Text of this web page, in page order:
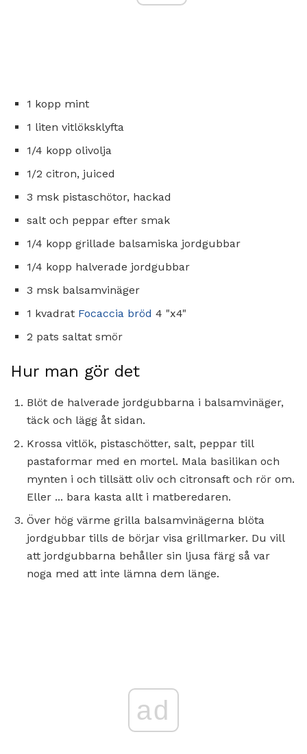
1 kopp mint
1 liten vitlöksklyfta
1/4 kopp olivolja
1/2 citron, juiced
3 msk pistaschötor, hackad
salt och peppar efter smak
1/4 kopp grillade balsamiska jordgubbar
1/4 kopp halverade jordgubbar
3 msk balsamvinäger
1 kvadrat Focaccia bröd 4 "x4"
2 pats saltat smör
Hur man gör det
Blöt de halverade jordgubbarna i balsamvinäger,
täck och lägg åt sidan.
Krossa vitlök, pistaschötter, salt, peppar till
pastaformar med en mortel. Mala basilikan och
mynten i och tillsätt oliv och citronsaft och rör om.
Eller ... bara kasta allt i matberedaren.
Över hög värme grilla balsamvinägerna blöta
jordgubbar tills de börjar visa grillmarker. Du vill
att jordgubbarna behåller sin ljusa färg så var
noga med att inte lämna dem länge.
ad